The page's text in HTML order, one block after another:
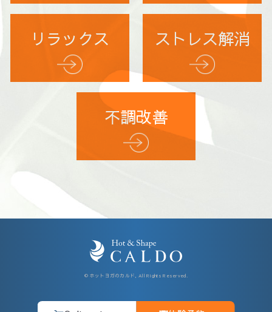
リラックス ストレス解消
不調改善
© ホットヨガのカルド, All Rights Reserved.